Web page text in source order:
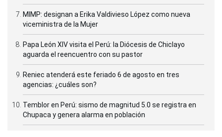
MIMP: designan a Erika Valdivieso López como nueva
viceministra de la Mujer
Papa León XIV visita el Perú: la Diócesis de Chiclayo
aguarda el reencuentro con su pastor
Reniec atenderá este feriado 6 de agosto en tres
agencias: ¿cuáles son?
Temblor en Perú: sismo de magnitud 5.0 se registra en
Chupaca y genera alarma en población